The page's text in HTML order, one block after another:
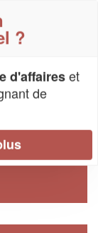
?
d'affaireset
de